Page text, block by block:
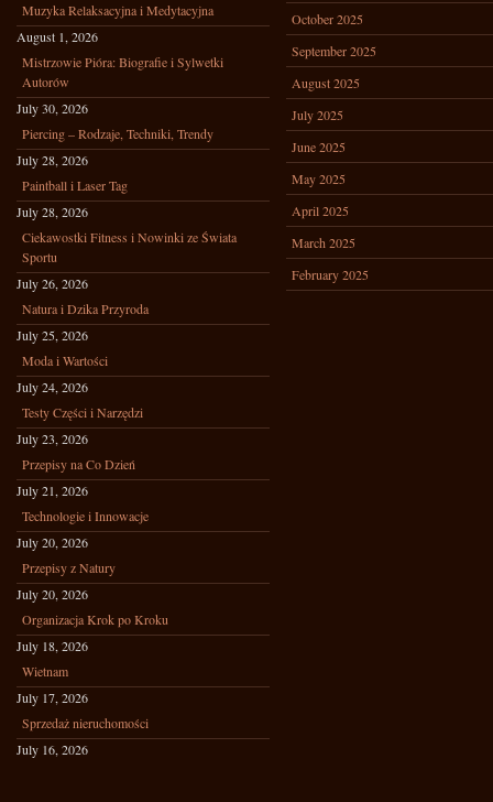
Muzyka Relaksacyjna i Medytacyjna
August 1, 2026
Mistrzowie Pióra: Biografie i Sylwetki
Autorów
July 30, 2026
Piercing – Rodzaje, Techniki, Trendy
July 28, 2026
Paintball i Laser Tag
July 28, 2026
Ciekawostki Fitness i Nowinki ze Świata
Sportu
July 26, 2026
Natura i Dzika Przyroda
July 25, 2026
Moda i Wartości
July 24, 2026
Testy Części i Narzędzi
July 23, 2026
Przepisy na Co Dzień
July 21, 2026
Technologie i Innowacje
July 20, 2026
Przepisy z Natury
July 20, 2026
Organizacja Krok po Kroku
July 18, 2026
Wietnam
July 17, 2026
Sprzedaż nieruchomości
July 16, 2026
October 2025
September 2025
August 2025
July 2025
June 2025
May 2025
April 2025
March 2025
February 2025